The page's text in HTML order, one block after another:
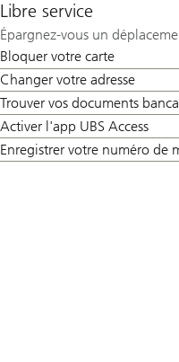
Libre service
Épargnez-vous un
Bloquer votre carte
Changer votre adresse
Trouver vos documents
Activer l'app UBS Access
Enregistrer votre numéro de